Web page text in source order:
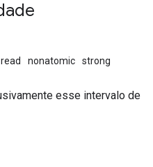
read nonatomic strong
esse intervalo de